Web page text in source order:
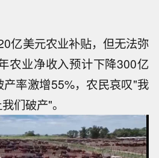
亿美元农业补贴，但无法弥
农业净收入预计下降300亿
率激增55%，农民哀叹"我
们破产"。